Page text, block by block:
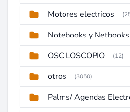
Motores electricos
Notebooks y Netbooks
OSCILOSCOPIO (12)
otros (3050)
Palms/ Agendas